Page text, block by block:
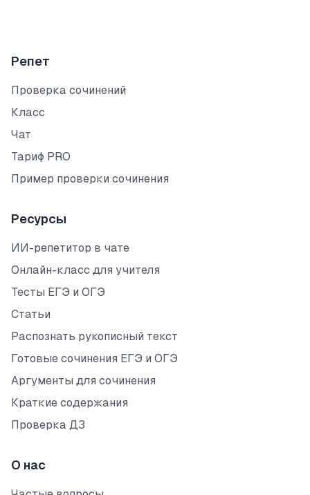
Репет
Проверка сочинений
Класс
Чат
Тариф PRO
Пример проверки сочинения
Ресурсы
ИИ-репетитор в чате
Онлайн-класс для учителя
Тесты ЕГЭ и ОГЭ
Статьи
Распознать рукописный текст
Готовые сочинения ЕГЭ и ОГЭ
Аргументы для сочинения
Краткие содержания
Проверка ДЗ
О нас